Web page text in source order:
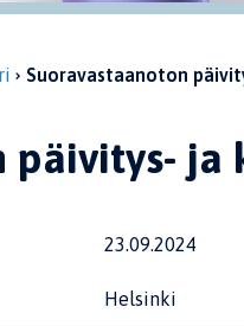
Suoravastaanoton
päivitys- ja
23.09.2024
Helsinki